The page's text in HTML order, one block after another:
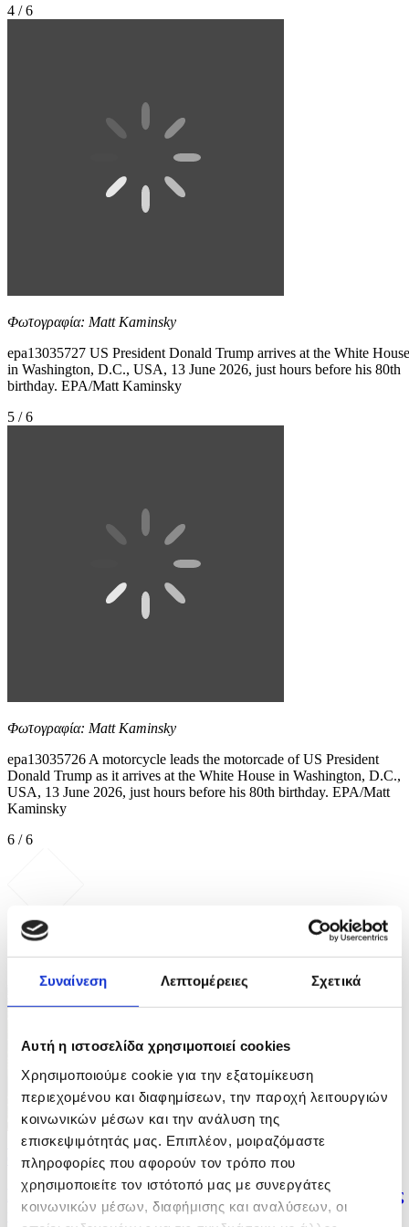
Συναίνεση Λεπτομέρειες Σχετικά
Αυτή η ιστοσελίδα χρησιμοποιεί cookies
Χρησιμοποιούμε cookie για την εξατομίκευση
περιεχομένου και διαφημίσεων, την παροχή λειτουργιών
κοινωνικών μέσων και την ανάλυση της
επισκεψιμότητάς μας. Επιπλέον, μοιραζόμαστε
πληροφορίες που αφορούν τον τρόπο που
χρησιμοποιείτε τον ιστότοπό μας με συνεργάτες
κοινωνικών μέσων, διαφήμισης και αναλύσεων, οι
4 / 6
Φωτογραφία: Matt Kaminsky
epa13035727 US President Donald Trump arrives at the White House
in Washington, D.C., USA, 13 June 2026, just hours before his 80th
birthday. EPA/Matt Kaminsky
5 / 6
Φωτογραφία: Matt Kaminsky
epa13035726 A motorcycle leads the motorcade of US President
Donald Trump as it arrives at the White House in Washington, D.C.,
USA, 13 June 2026, just hours before his 80th birthday. EPA/Matt
Kaminsky
6 / 6
ΦΩΤΟ
7 Φωτογραφίες
05/08/2026 15:11
Κλείνει πυρηνικούς αντιδραστήρες η Γαλλία εξαιτίας
καύσωνα